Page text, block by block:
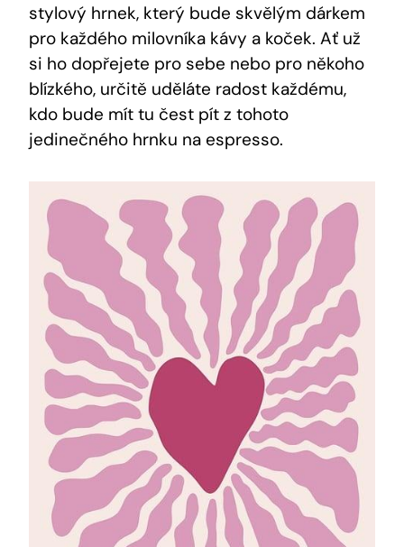
stylový hrnek, který bude skvělým dárkem
pro každého milovníka kávy a koček. Ať už
si ho dopřejete pro sebe nebo pro někoho
blízkého, určitě uděláte radost každému,
kdo bude mít tu čest pít z tohoto
jedinečného hrnku na espresso.